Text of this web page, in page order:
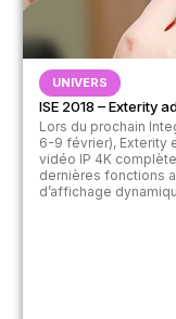
UNIVERS
ISE 2018 – Exterity
Lors du prochain
6-9 février), Exterity
vidéo IP 4K
dernières fonctions
d’affichage